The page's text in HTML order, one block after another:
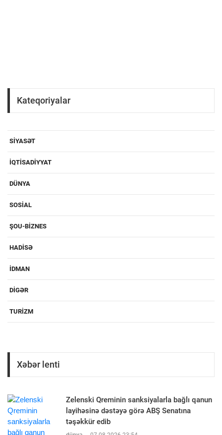
Kateqoriyalar
SIYASƏT
IQTISADIYYAT
DÜNYA
SOSIAL
ŞOU-BIZNES
HADISƏ
IDMAN
DIGƏR
TURIZM
Xəbər lenti
Zelenski Qreminin sanksiyalarla bağlı qanun
layihəsinə dəstəyə görə ABŞ Senatına
təşəkkür edib